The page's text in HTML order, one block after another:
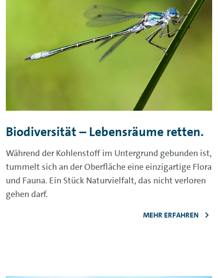
Biodiversität – Lebensräume retten.
Während der Kohlenstoff im Untergrund gebunden ist,
tummelt sich an der Oberfläche eine einzigartige Flora
und Fauna. Ein Stück Naturvielfalt, das nicht verloren
gehen darf.
MEHR ERFAHREN